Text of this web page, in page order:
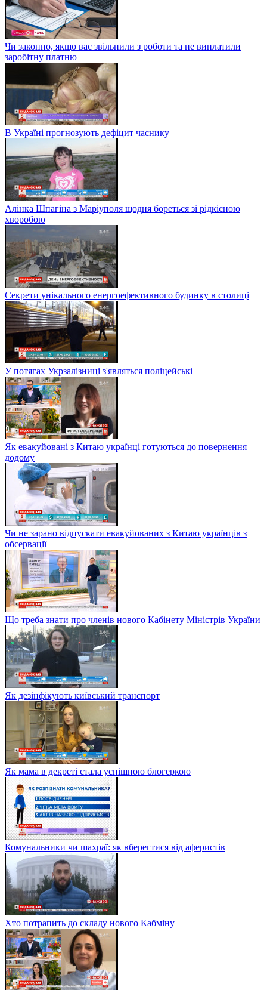
Чи законно, якщо вас звільнили з роботи та не виплатили
заробітну платню
В Україні прогнозують дефіцит часнику
Алінка Шпагіна з Маріуполя щодня бореться зі рідкісною
хворобою
Секрети унікального енергоефективного будинку в столиці
У потягах Укрзалізниці з'являться поліцейські
Як евакуйовані з Китаю українці готуються до повернення
додому
Чи не зарано відпускати евакуйованих з Китаю українців з
обсервації
Що треба знати про членів нового Кабінету Міністрів України
Як дезінфікують київський транспорт
Як мама в декреті стала успішною блогеркою
Комунальники чи шахраї: як вберегтися від аферистів
Хто потрапить до складу нового Кабміну